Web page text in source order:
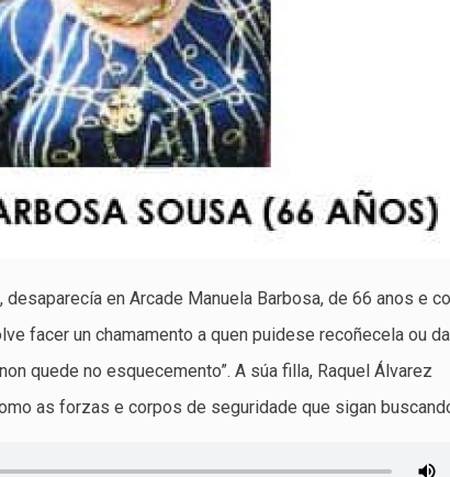
desaparecía en Arcade Manuela Barbosa, de 66 anos e
facer un chamamento a quen puidese recoñecela ou
quede no esquecemento”. A súa filla, Raquel Álvarez
as forzas e corpos de seguridade que sigan